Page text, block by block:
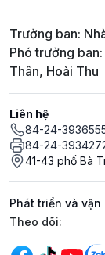
Trưởng ban:
Phó trưởng
Thân, Hoài Thu
Liên hệ
84-24-
84-24-
41-43 phố Bà
Phát triển và
Mạng xã
Theo dõi: